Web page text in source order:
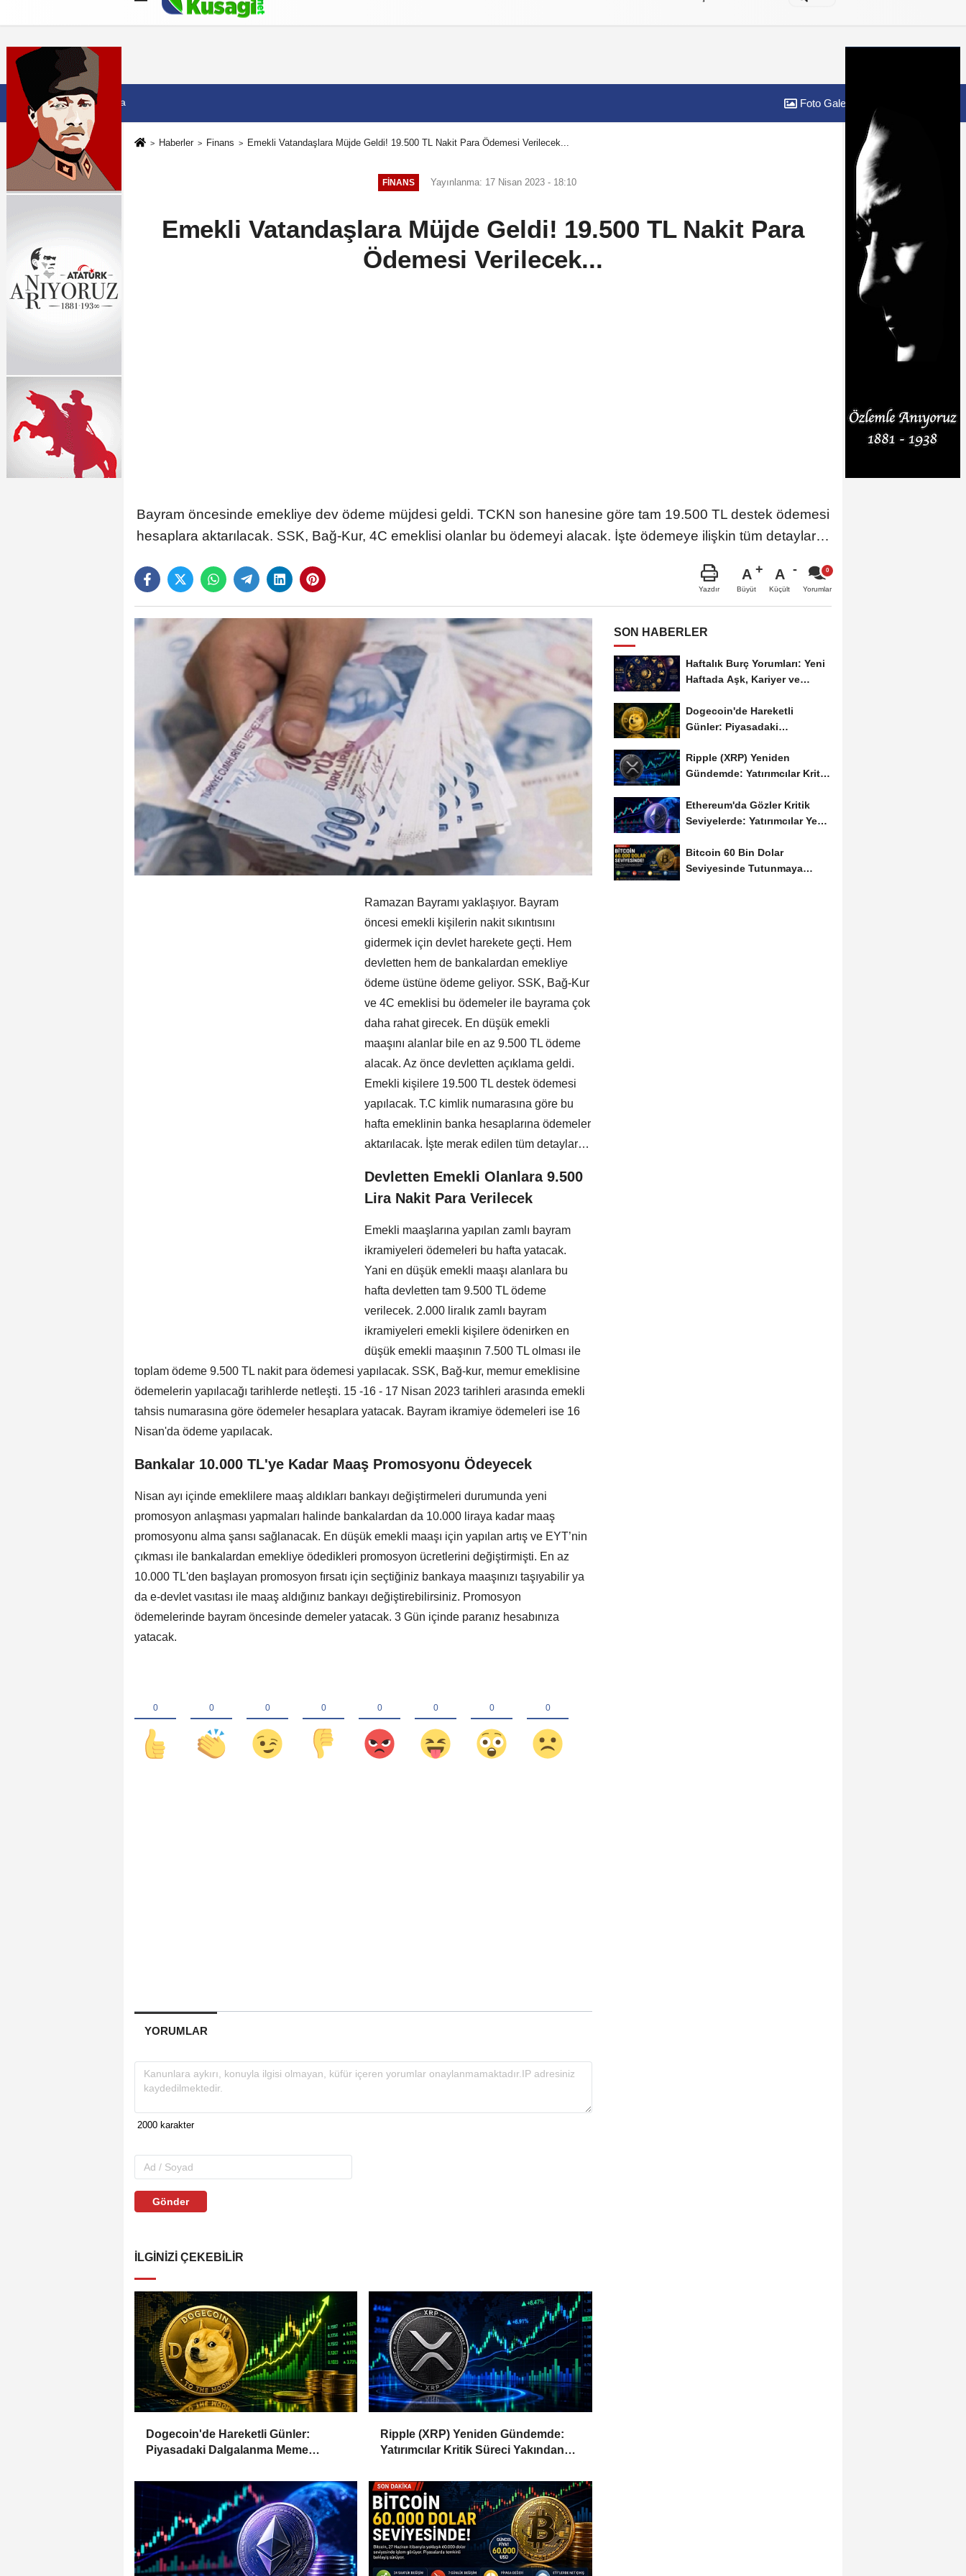
Künye İletişim Çerez Politikası
7 Ağustos 2026, Cuma Foto Galeri
Haberler Finans Emekli Vatandaşlara Müjde Geldi! 19.500 TL Nakit Para Ödemesi Verilecek...
FINANS Yayınlanma: 17 Nisan 2023 - 18:10
Emekli Vatandaşlara Müjde Geldi! 19.500 TL Nakit Para
Ödemesi Verilecek...
Bayram öncesinde emekliye dev ödeme müjdesi geldi. TCKN son hanesine göre tam 19.500 TL destek ödemesi
hesaplara aktarılacak. SSK, Bağ-Kur, 4C emeklisi olanlar bu ödemeyi alacak. İşte ödemeye ilişkin tüm detaylar…
Yazdır
A
Büyüt
A
Küçült Yorumlar
Ramazan Bayramı yaklaşıyor. Bayram
öncesi emekli kişilerin nakit sıkıntısını
gidermek için devlet harekete geçti. Hem
devletten hem de bankalardan emekliye
ödeme üstüne ödeme geliyor. SSK, Bağ-Kur
ve 4C emeklisi bu ödemeler ile bayrama çok
daha rahat girecek. En düşük emekli
maaşını alanlar bile en az 9.500 TL ödeme
alacak. Az önce devletten açıklama geldi.
Emekli kişilere 19.500 TL destek ödemesi
yapılacak. T.C kimlik numarasına göre bu
hafta emeklinin banka hesaplarına ödemeler
aktarılacak. İşte merak edilen tüm detaylar…
Devletten Emekli Olanlara 9.500
Lira Nakit Para Verilecek
Emekli maaşlarına yapılan zamlı bayram
ikramiyeleri ödemeleri bu hafta yatacak.
Yani en düşük emekli maaşı alanlara bu
hafta devletten tam 9.500 TL ödeme
verilecek. 2.000 liralık zamlı bayram
ikramiyeleri emekli kişilere ödenirken en
düşük emekli maaşının 7.500 TL olması ile
toplam ödeme 9.500 TL nakit para ödemesi yapılacak. SSK, Bağ-kur, memur emeklisine
ödemelerin yapılacağı tarihlerde netleşti. 15 -16 - 17 Nisan 2023 tarihleri arasında emekli
tahsis numarasına göre ödemeler hesaplara yatacak. Bayram ikramiye ödemeleri ise 16
Nisan'da ödeme yapılacak.
Bankalar 10.000 TL'ye Kadar Maaş Promosyonu Ödeyecek
Nisan ayı içinde emeklilere maaş aldıkları bankayı değiştirmeleri durumunda yeni
promosyon anlaşması yapmaları halinde bankalardan da 10.000 liraya kadar maaş
promosyonu alma şansı sağlanacak. En düşük emekli maaşı için yapılan artış ve EYT’nin
çıkması ile bankalardan emekliye ödedikleri promosyon ücretlerini değiştirmişti. En az
10.000 TL'den başlayan promosyon fırsatı için seçtiğiniz bankaya maaşınızı taşıyabilir ya
da e-devlet vasıtası ile maaş aldığınız bankayı değiştirebilirsiniz. Promosyon
ödemelerinde bayram öncesinde demeler yatacak. 3 Gün içinde paranız hesabınıza
yatacak.
YORUMLAR
Gönder
İLGINIZI ÇEKEBILIR
Dogecoin'de Hareketli Günler:
Piyasadaki Dalgalanma Meme
Ripple (XRP) Yeniden Gündemde:
Yatırımcılar Kritik Süreci Yakından
SON HABERLER
Haftalık Burç Yorumları: Yeni
Haftada Aşk, Kariyer ve
Dogecoin'de Hareketli
Günler: Piyasadaki
de...
Ripple (XRP) Yeniden
Gündemde: Yatırımcılar Kritik
Ethereum'da Gözler Kritik
Seviyelerde: Yatırımcılar Yeni
Bitcoin 60 Bin Dolar
Seviyesinde Tutunmaya